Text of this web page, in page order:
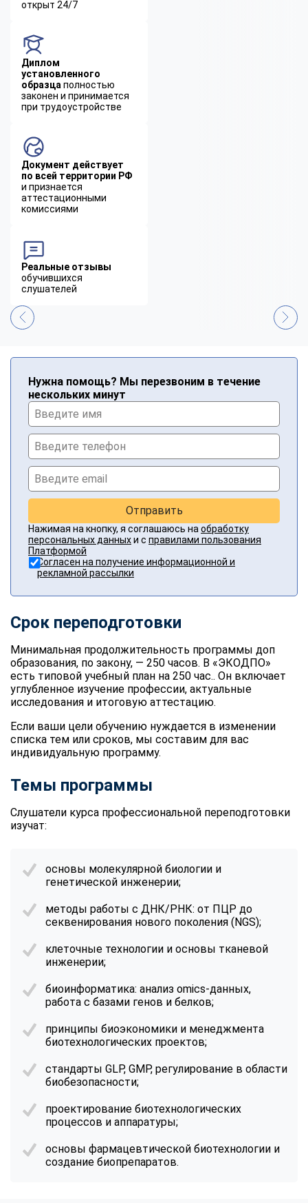
открыт 24/7
Диплом
установленного
образца полностью
законен и принимается
при трудоустройстве
Документ действует
по всей территории РФ
и признается
аттестационными
комиссиями
Реальные отзывы
обучившихся
слушателей
Нужна помощь? Мы перезвоним в течение
нескольких минут
Отправить
Нажимая на кнопку, я соглашаюсь на обработку
персональных данныхи с правилами пользования
Платформой
Согласен на получение информационной и
рекламной рассылки
Срок переподготовки
Минимальная продолжительность программы доп
образования, по закону, — 250 часов. В «ЭКОДПО»
есть типовой учебный план на 250 час.. Он включает
углубленное изучение профессии, актуальные
исследования и итоговую аттестацию.
Если ваши цели обучению нуждается в изменении
списка тем или сроков, мы составим для вас
индивидуальную программу.
Темы программы
Слушатели курса профессиональной переподготовки
изучат:
основы молекулярной биологии и
генетической инженерии;
методы работы с ДНК/РНК: от ПЦР до
секвенирования нового поколения (NGS);
клеточные технологии и основы тканевой
инженерии;
биоинформатика: анализ omics-данных,
работа с базами генов и белков;
принципы биоэкономики и менеджмента
биотехнологических проектов;
стандарты GLP, GMP, регулирование в области
биобезопасности;
проектирование биотехнологических
процессов и аппаратуры;
основы фармацевтической биотехнологии и
создание биопрепаратов.